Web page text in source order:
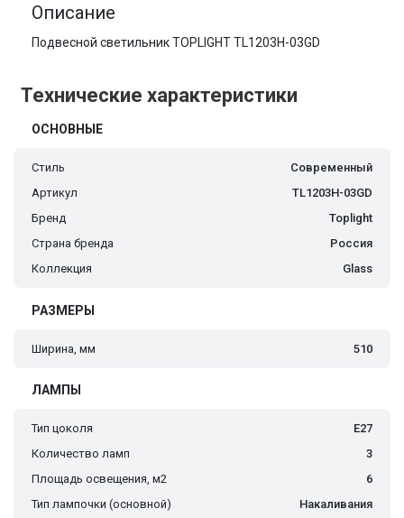
Описание
Подвесной светильник TOPLIGHT TL1203H-03GD
Технические характеристики
ОСНОВНЫЕ
Стиль
Современный
Артикул
TL1203H-03GD
Бренд
Toplight
Страна бренда
Россия
Коллекция
Glass
РАЗМЕРЫ
Ширина, мм 510
ЛАМПЫ
Тип цоколя
E27
Количество ламп
3
Площадь освещения, м2
6
Тип лампочки (основной)
Накаливания